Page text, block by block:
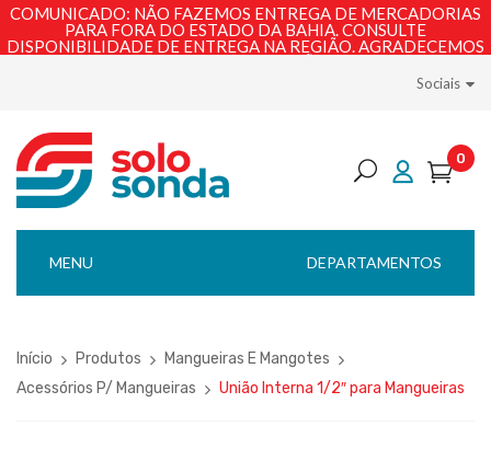
COMUNICADO: NÃO FAZEMOS ENTREGA DE MERCADORIAS
PARA FORA DO ESTADO DA BAHIA. CONSULTE
DISPONIBILIDADE DE ENTREGA NA REGIÃO. AGRADECEMOS
Sociais
0
DEPARTAMENTOS
MENU
Início Produtos
Mangueiras E Mangotes
Acessórios P/ Mangueiras
União Interna 1/2″ para Mangueiras